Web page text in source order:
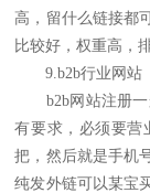
高，留什么链接都
比较好，权重高，
9.b2b行业网站
b2b网站注册一
有要求，必须要营
把，然后就是手机
纯发外链可以某宝